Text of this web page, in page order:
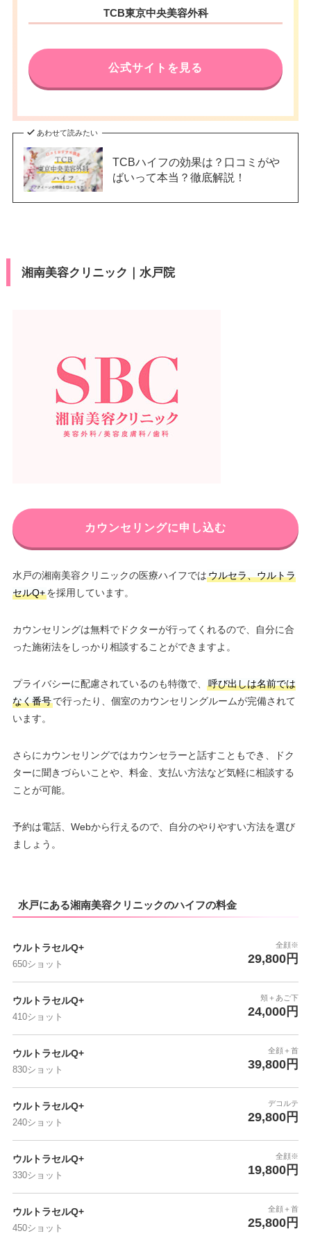
TCB東京中央美容外科
公式サイトを見る
あわせて読みたい
TCBハイフの効果は？口コミがや
ばいって本当？徹底解説！
湘南美容クリニック｜水戸院
カウンセリングに申し込む
水戸の湘南美容クリニックの医療ハイフではウルセラ、ウルトラ
セルQ+を採用しています。
カウンセリングは無料でドクターが行ってくれるので、自分に合
った施術法をしっかり相談することができますよ。
プライバシーに配慮されているのも特徴で、
呼び出しは名前では
なく番号で行ったり、個室のカウンセリングルームが完備されて
います。
さらにカウンセリングではカウンセラーと話すこともでき、ドク
ターに聞きづらいことや、料金、支払い方法など気軽に相談する
ことが可能。
予約は電話、Webから行えるので、自分のやりやすい方法を選び
ましょう。
水戸にある湘南美容クリニックのハイフの料金
ウルトラセルQ+
650ショット
全顔※
29,800円
ウルトラセルQ+
410ショット
頬＋あご下
24,000円
ウルトラセルQ+
830ショット
全顔＋首
39,800円
ウルトラセルQ+
240ショット
デコルテ
29,800円
ウルトラセルQ+
330ショット
全顔※
19,800円
ウルトラセルQ+
450ショット
全顔＋首
25,800円